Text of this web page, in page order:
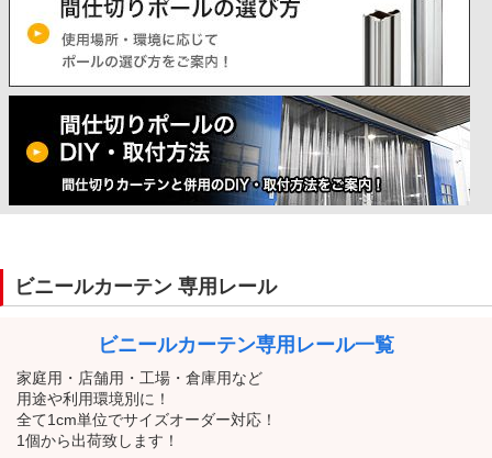
ビニールカーテン 専用レール
ビニールカーテン専用レール一覧
家庭用・店舗用・工場・倉庫用など
用途や利用環境別に！
全て1cm単位でサイズオーダー対応！
1個から出荷致します！